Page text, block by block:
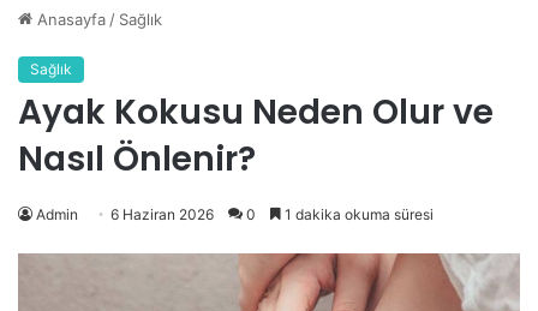
Anasayfa / Sağlık
Sağlık
Ayak Kokusu Neden Olur ve
Nasıl Önlenir?
Admin 6 Haziran 2026 0 1 dakika okuma süresi